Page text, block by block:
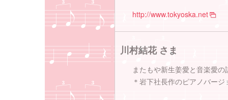
http://www.tokyoska.net
川村結花 さま
またもや新生姜愛と音楽愛
＊岩下社長作のピアノバー